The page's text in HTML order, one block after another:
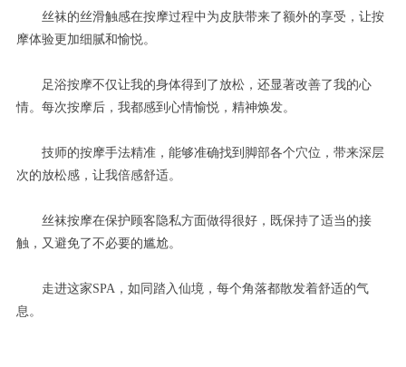
丝袜的丝滑触感在按摩过程中为皮肤带来了额外的享受，让按
摩体验更加细腻和愉悦。
足浴按摩不仅让我的身体得到了放松，还显著改善了我的心
情。每次按摩后，我都感到心情愉悦，精神焕发。
技师的按摩手法精准，能够准确找到脚部各个穴位，带来深层
次的放松感，让我倍感舒适。
丝袜按摩在保护顾客隐私方面做得很好，既保持了适当的接
触，又避免了不必要的尴尬。
走进这家SPA，如同踏入仙境，每个角落都散发着舒适的气
息。